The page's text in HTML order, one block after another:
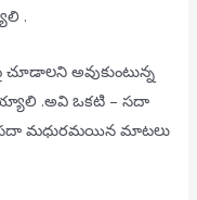
.
అవుకుంటున్న
.అవి ఒకటి – సదా
సదా మధురమయిన మాటలు